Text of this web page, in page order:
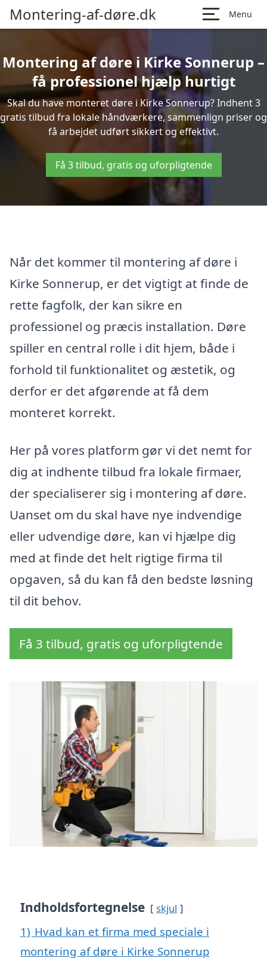
Montering-af-døre.dk Menu
Montering af døre i Kirke Sonnerup –
få professionel hjælp hurtigt
Skal du have monteret døre i Kirke Sonnerup? Indhent 3
gratis tilbud fra lokale håndværkere, sammenlign priser og
få arbejdet udført sikkert og effektivt.
Få 3 tilbud, gratis og uforpligtende
Når det kommer til montering af døre i
Kirke Sonnerup, er det vigtigt at finde de
rette fagfolk, der kan sikre en
professionel og præcis installation. Døre
spiller en central rolle i dit hjem, både i
forhold til funktionalitet og æstetik, og
derfor er det afgørende at få dem
monteret korrekt.
Her på vores platform gør vi det nemt for
dig at indhente tilbud fra lokale firmaer,
der specialiserer sig i montering af døre.
Uanset om du skal have nye indvendige
eller udvendige døre, kan vi hjælpe dig
med at finde det helt rigtige firma til
opgaven, så du kan få den bedste løsning
til dit behov.
Få 3 tilbud, gratis og uforpligtende
Indholdsfortegnelse skjul
1) Hvad kan et firma med speciale i
montering af døre i Kirke Sonnerup